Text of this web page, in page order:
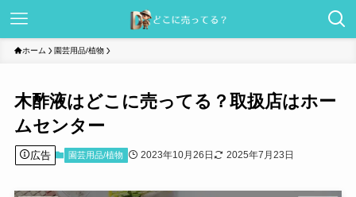
ホーム 園芸用品/植物
木酢液はどこに売ってる？取扱店はホー
ムセンター
広告 園芸用品/植物 2023年10月26日 2025年7月23日